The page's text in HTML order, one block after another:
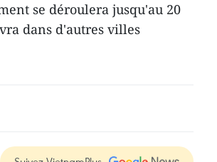
se déroulera jusqu'au 20
dans d'autres villes